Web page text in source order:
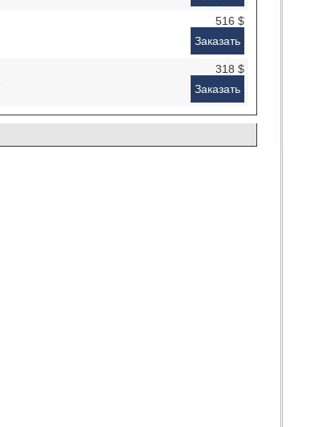
516 $
Заказать
318 $
Заказать